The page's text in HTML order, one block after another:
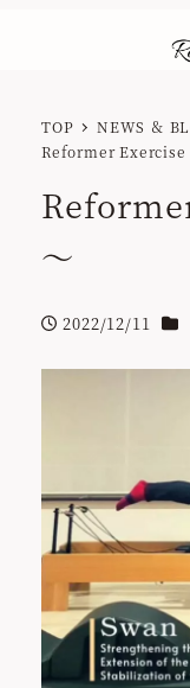
TOP NEWS ＆
Reformer Exercise
～
投稿日
2022/12/11 カ